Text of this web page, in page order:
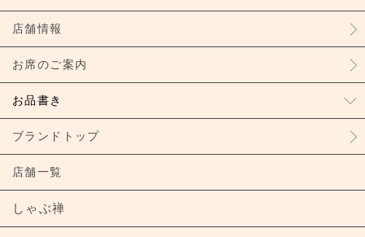
店舗情報
お席のご案内
お品書き
ブランドトップ
店舗一覧
しゃぶ禅